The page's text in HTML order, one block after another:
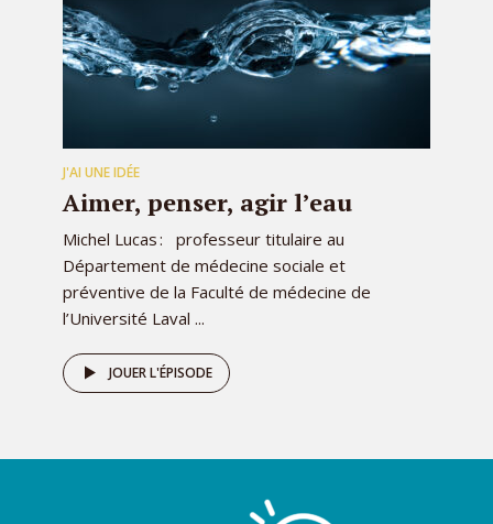
J'AI UNE IDÉE
Aimer, penser, agir l’eau
Michel Lucas : professeur titulaire au
Département de médecine sociale et
préventive de la Faculté de médecine de
l’Université Laval ...
JOUER L'ÉPISODE